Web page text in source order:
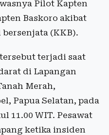
Pilot Kapten
Baskoro akibat
(KKB).
terjadi saat
di Lapangan
Merah,
Papua Selatan, pada
11.00 WIT. Pesawat
ketika insiden